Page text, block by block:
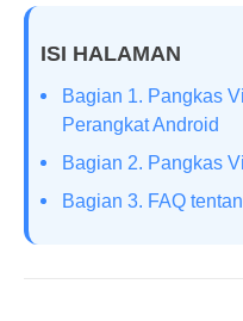
ISI HALAMAN
Bagian 1. Pangkas
Perangkat Android
Bagian 2. Pangkas
Bagian 3. FAQ